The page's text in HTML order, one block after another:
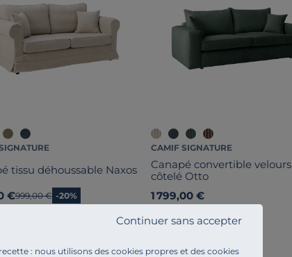
: nous utilisons des cookies propres et des cookies
Continuer sans accepter
tissu déhoussable Naxos
€Ancien prix
999,00 € -20%
CAMIF SIGNATURE
Canapé convertible velours
côtelé Otto
1 799,00 €